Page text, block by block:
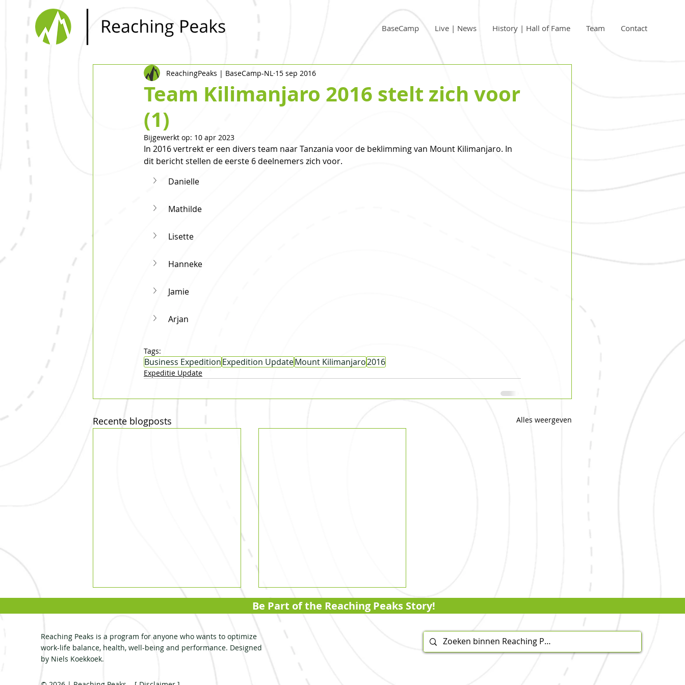
BaseCamp Live | News History | Hall of Fame Team Contact
Team Kilimanjaro 2016 stelt zich voor
(1)
ReachingPeaks | BaseCamp-NL 15 sep 2016
Bijgewerkt op: 10 apr 2023
In 2016 vertrekt er een divers team naar Tanzania voor de beklimming van Mount Kilimanjaro. In
dit bericht stellen de eerste 6 deelnemers zich voor.
Danielle
Mathilde
Lisette
Hanneke
Jamie
Arjan
Tags:
Business ExpeditionExpedition UpdateMount Kilimanjaro2016
Expeditie Update
Recente blogposts Alles weergeven
Reaching Peaks is a program for anyone who wants to optimize
work-life balance, health, well-being and performance. Designed
by Niels Koekkoek.
Be Part of the Reaching Peaks Story!